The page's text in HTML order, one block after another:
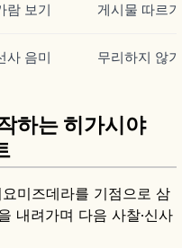
람 보기 게시물 따르기
사 음미 무리하지 않기
하는 히가시야
미즈데라를 기점으로 삼
내려가며 다음 사찰·신사